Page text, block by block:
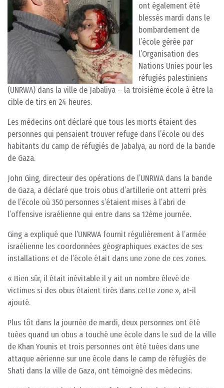
ont également été
blessés mardi dans le
bombardement de
l’école gérée par
l’Organisation des
Nations Unies pour les
réfugiés palestiniens
(UNRWA) dans la ville de Jabaliya – la troisième école à être la
cible de tirs en 24 heures.
Les médecins ont déclaré que tous les morts étaient des
personnes qui pensaient trouver refuge dans l’école ou des
habitants du camp de réfugiés de Jabalya, au nord de la bande
de Gaza.
John Ging, directeur des opérations de l’UNRWA dans la bande
de Gaza, a déclaré que trois obus d’artillerie ont atterri près
de l’école où 350 personnes s’étaient mises à l’abri de
l’offensive israélienne qui entre dans sa 12ème journée.
Ging a expliqué que l’UNRWA fournit régulièrement à l’armée
israélienne les coordonnées géographiques exactes de ses
installations et de l’école était dans une zone de ces zones.
« Bien sûr, il était inévitable il y ait un nombre élevé de
victimes si des obus étaient tirés dans cette zone », at-il
ajouté.
Plus tôt dans la journée de mardi, deux personnes ont été
tuées quand un obus a touché une école dans le sud de la ville
de Khan Younis et trois personnes ont été tuées dans une
attaque aérienne sur une école dans le camp de réfugiés de
Shati dans la ville de Gaza, ont témoigné des médecins.